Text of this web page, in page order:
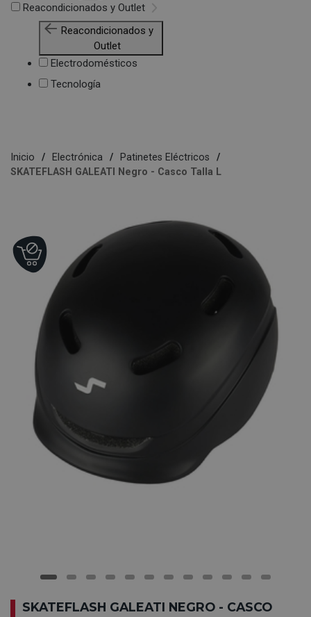
Reacondicionados y Outlet
Reacondicionados y
Outlet
Electrodomésticos
Tecnología
Inicio Electrónica
Patinetes Eléctricos
SKATEFLASH GALEATI Negro - Casco Talla L
SKATEFLASH GALEATI NEGRO - CASCO